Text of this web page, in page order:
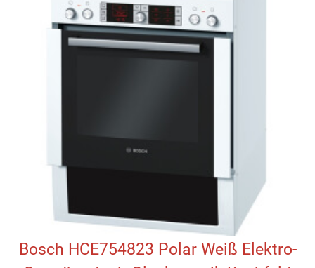
Bosch HCE754823 Polar Weiß Elektro-